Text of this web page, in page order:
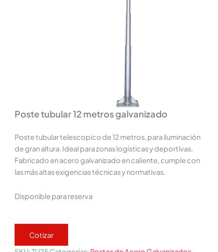
Poste tubular 12 metros galvanizado
Poste tubular telescopico de 12 metros, para iluminación
de gran altura. Ideal para zonas logísticas y deportivas.
Fabricado en acero galvanizado en caliente, cumple con
las más altas exigencias técnicas y normativas.
Disponible para reserva
Cotizar